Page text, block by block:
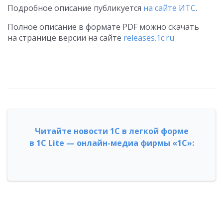
Подробное описание публикуется на сайте ИТС.
Полное описание в формате PDF можно скачать
на странице версии на сайте releases.1c.ru
Читайте новости 1С в легкой форме
в 1С Lite — онлайн-медиа фирмы «1С»: